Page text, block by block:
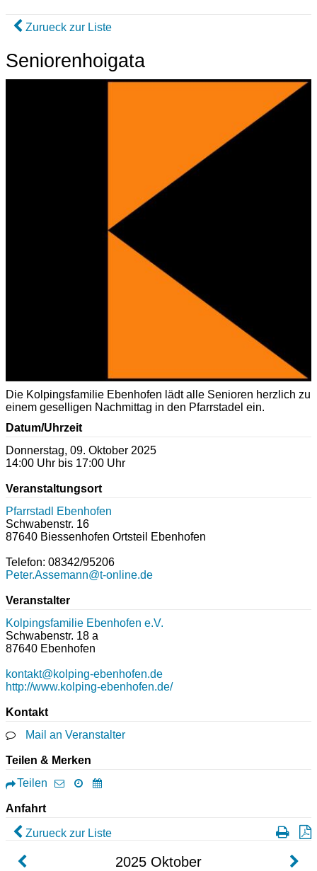
Zurueck zur Liste
Seniorenhoigata
Die Kolpingsfamilie Ebenhofen lädt alle Senioren herzlich zu
einem geselligen Nachmittag in den Pfarrstadel ein.
Datum/Uhrzeit
Donnerstag, 09. Oktober 2025
14:00 Uhr bis 17:00 Uhr
Veranstaltungsort
Pfarrstadl Ebenhofen
Schwabenstr. 16
87640 Biessenhofen Ortsteil Ebenhofen
Telefon: 08342/95206
Peter.Assemann@t-online.de
Veranstalter
Kolpingsfamilie Ebenhofen e.V.
Schwabenstr. 18 a
87640 Ebenhofen
kontakt@kolping-ebenhofen.de
http://www.kolping-ebenhofen.de/
Kontakt
Mail an Veranstalter
Teilen & Merken
Teilen
Anfahrt
Zurueck zur Liste
2025 Oktober